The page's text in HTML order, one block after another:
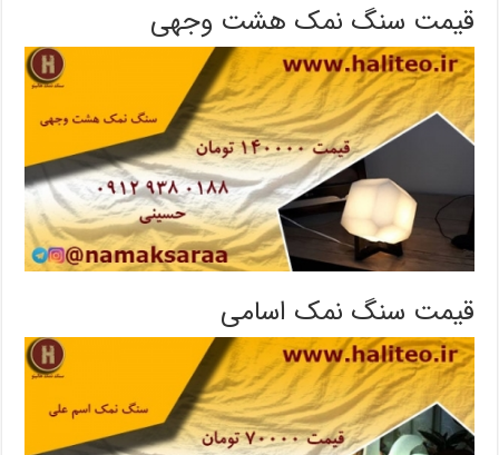
قیمت سنگ نمک هشت وجهی
قیمت سنگ نمک اسامی